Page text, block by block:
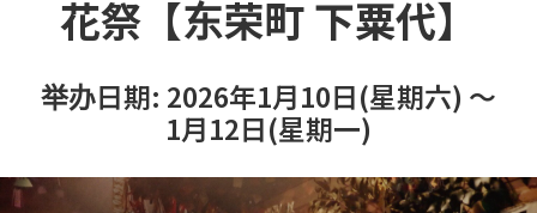
花祭【东荣町 下粟代】
举办日期: 2026年1月10日(星期六) ～
1月12日(星期一)